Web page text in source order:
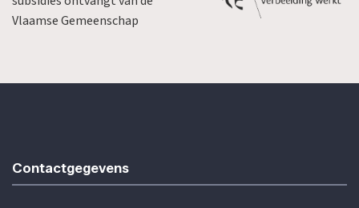
Vlaamse Gemeenschap
Contactgegevens